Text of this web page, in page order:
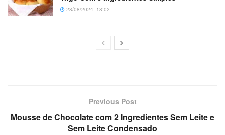
28/08/2024, 18:02
Previous Post
Mousse de Chocolate com 2 Ingredientes Sem Leite e
Sem Leite Condensado